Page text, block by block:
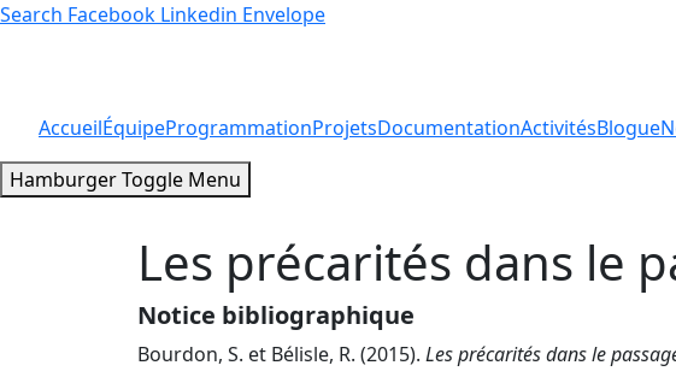
Search Facebook Linkedin Envelope
AccueilÉquipeProgrammationProjetsDocumentationActivitésBlogue
Hamburger Toggle Menu
Les précarités dans le
Notice bibliographique
Bourdon, S. et Bélisle, R. (2015). Les précarités dans le